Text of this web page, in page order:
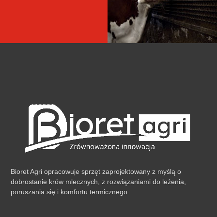
Bioret Agri opracowuje sprzęt zaprojektowany z myślą o
dobrostanie krów mlecznych, z rozwiązaniami do leżenia,
poruszania się i komfortu termicznego.